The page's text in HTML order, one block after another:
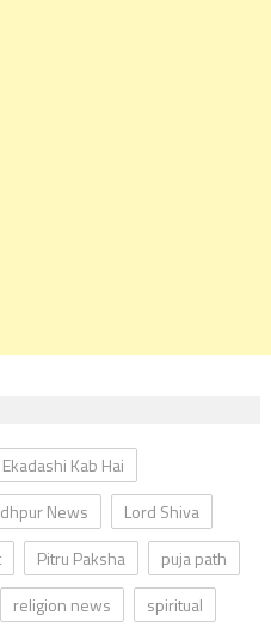
Ekadashi Kab Hai
News
Lord Shiva
Pitru Paksha
puja path
religion news spiritual